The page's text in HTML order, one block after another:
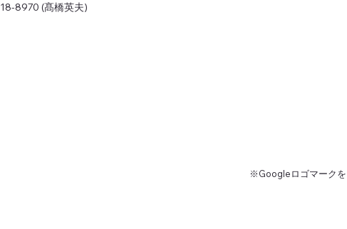
8970 (髙橋英夫)
※Googleロゴマーク